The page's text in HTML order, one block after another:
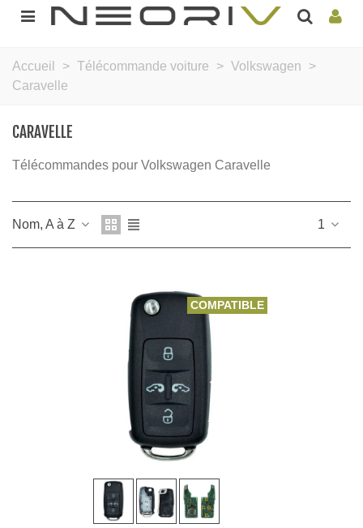
Accueil > Télécommande voiture > Volkswagen
>
Caravelle
CARAVELLE
Télécommandes pour Volkswagen Caravelle
Nom, A à Z 1
COMPATIBLE